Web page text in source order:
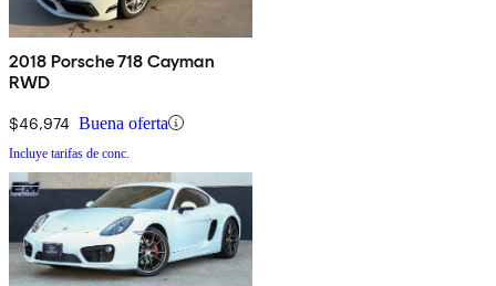
2018 Porsche 718 Cayman
RWD
$46,974 Buena oferta
Incluye tarifas de conc.